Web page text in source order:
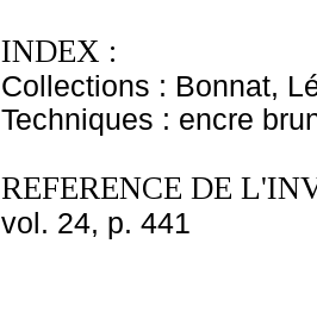
INDEX :
Collections : Bonnat,
Techniques : encre
REFERENCE DE
vol. 24, p. 441